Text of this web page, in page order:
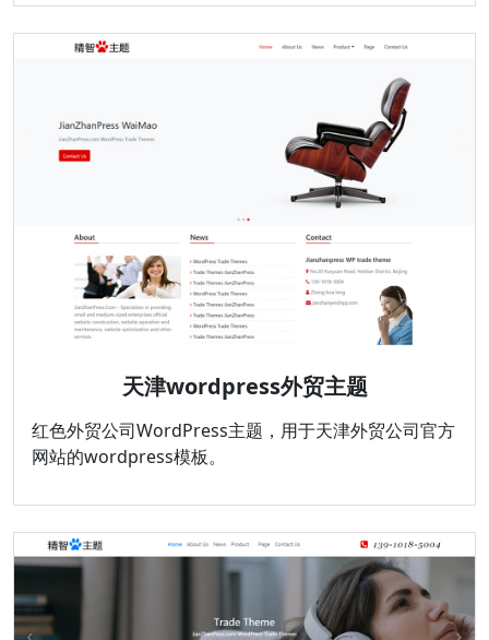
天津wordpress外贸主题
红色外贸公司WordPress主题，用于天津外贸公司官方
网站的wordpress模板。